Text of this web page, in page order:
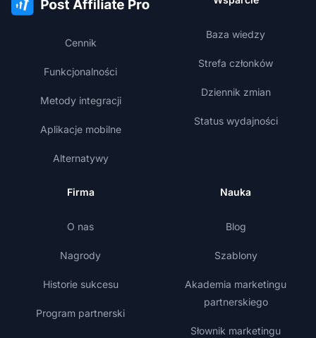
Cennik
Funkcjonalności
Metody integracji
Aplikacje mobilne
Alternatywy
Baza wiedzy
Strefa członków
Dziennik zmian
Status wydajności
Firma
O nas
Nagrody
Historie sukcesu
Program partnerski
Nauka
Blog
Szablony
Akademia marketingu
partnerskiego
Słownik marketingu